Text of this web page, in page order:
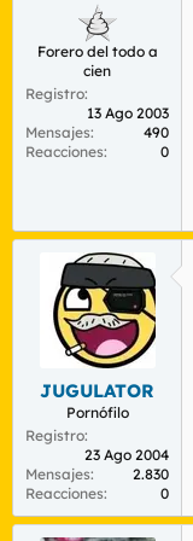
Forero del todo a
cien
Registro
13 Ago 2003
Mensajes
490
Reacciones
0
JUGULATOR
Pornófilo
Registro
23 Ago 2004
Mensajes
2.830
Reacciones
0